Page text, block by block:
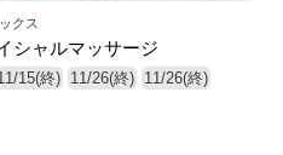
クス
シャルマッサージ
15(終) 11/26(終) 11/26(終)